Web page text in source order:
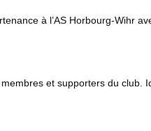
à l’AS Horbourg-Wihr
et supporters du club.